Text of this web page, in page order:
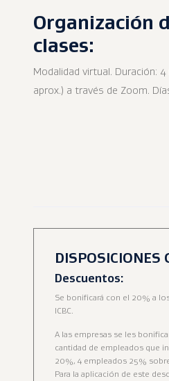
Organización
clases:
Modalidad virtual. Duración:
aprox.) a través de Zoom.
DISPOSICIONES
Descuentos:
Se bonificará con el 20% a
ICBC.
A las empresas se les
cantidad de empleados que
20%, 4 empleados 25%
Para la aplicación de este